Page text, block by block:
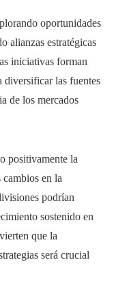
oportunidades
alianzas estratégicas
iniciativas forman
diversificar las fuentes
de los mercados
positivamente la
en la
podrían
sostenido en
que la
será crucial